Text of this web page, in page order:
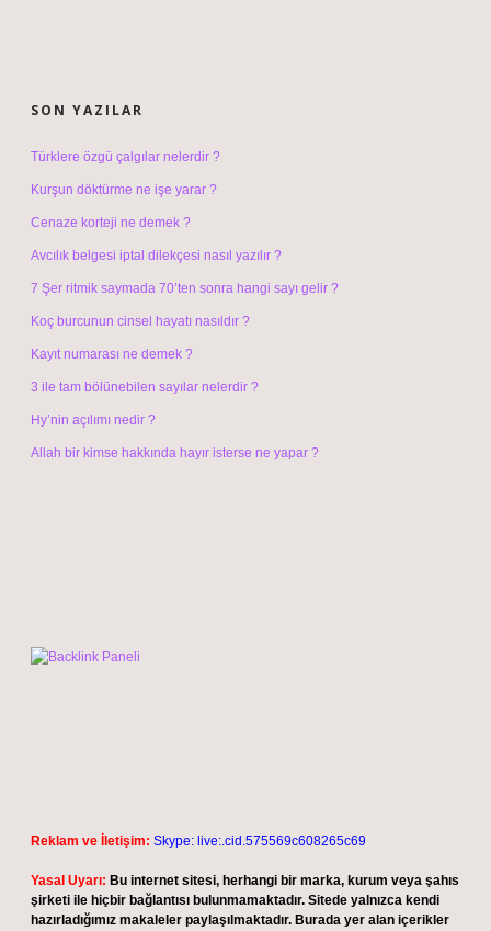
SON YAZILAR
Türklere özgü çalgılar nelerdir ?
Kurşun döktürme ne işe yarar ?
Cenaze korteji ne demek ?
Avcılık belgesi iptal dilekçesi nasıl yazılır ?
7 Şer ritmik saymada 70’ten sonra hangi sayı gelir ?
Koç burcunun cinsel hayatı nasıldır ?
Kayıt numarası ne demek ?
3 ile tam bölünebilen sayılar nelerdir ?
Hy’nin açılımı nedir ?
Allah bir kimse hakkında hayır isterse ne yapar ?
Reklam ve İletişim: Skype: live:.cid.575569c608265c69
Yasal Uyarı: Bu internet sitesi, herhangi bir marka, kurum veya şahıs
şirketi ile hiçbir bağlantısı bulunmamaktadır. Sitede yalnızca kendi
hazırladığımız makaleler paylaşılmaktadır. Burada yer alan içerikler